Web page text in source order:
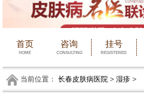
首页
HOME
咨询
CONSULTING
挂号
REGISTERED
当前位置： 长春皮肤病医院> 湿疹>